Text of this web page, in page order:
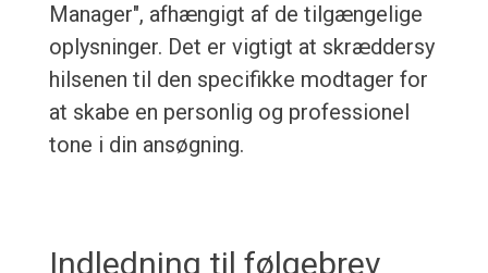
Manager", afhængigt af de tilgængelige
oplysninger. Det er vigtigt at skræddersy
hilsenen til den specifikke modtager for
at skabe en personlig og professionel
tone i din ansøgning.
Indledning til følgebrev